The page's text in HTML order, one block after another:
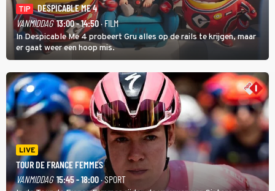
TIP
DESPICABLE ME 4
VANMIDDAG 13:00 - 14:50· FILM
In Despicable Me 4 probeert Gru alles op de rails te krijgen, maar
er gaat weer een hoop mis.
LIVE
TOUR DE FRANCE FEMMES
VANMIDDAG 15:45 - 18:00· SPORT